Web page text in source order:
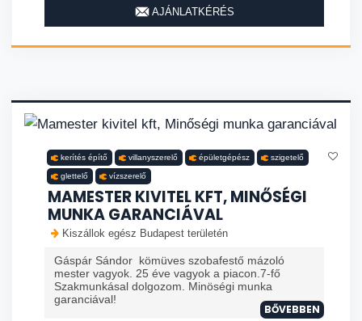
AJÁNLATKÉRÉS
kerítés építő villanyszerelő épületgépész szigetelő
glettelő vízszerelő
MAMESTER KIVITEL KFT, MINŐSÉGI
MUNKA GARANCIÁVAL
Kiszállok egész Budapest területén
Gáspár Sándor kömüves szobafestő mázoló
mester vagyok. 25 éve vagyok a piacon.7-fő
Szakmunkásal dolgozom. Minöségi munka
garanciával!
BŐVEBBEN